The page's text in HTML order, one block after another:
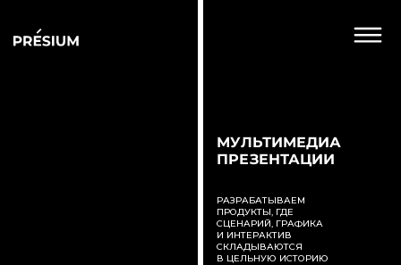
РАЗРАБАТЫВАЕМ
ПРОДУКТЫ, ГДЕ
СЦЕНАРИЙ, ГРАФИКА
И ИНТЕРАКТИВ
СКЛАДЫВАЮТСЯ
В ЦЕЛЬНУЮ ИСТОРИЮ
МУЛЬТИМЕДИА
ПРЕЗЕНТАЦИИ